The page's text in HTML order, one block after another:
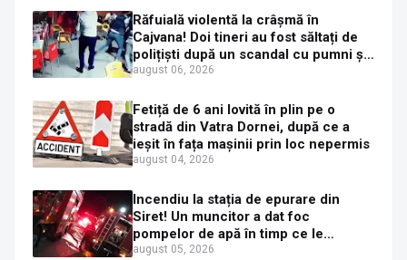
Răfuială violentă la crâșmă în
Cajvana! Doi tineri au fost săltați de
polițiști după un scandal cu pumni și
mașini distruse
august 06, 2026
Fetiță de 6 ani lovită în plin pe o
stradă din Vatra Dornei, după ce a
ieșit în fața mașinii prin loc nepermis
august 04, 2026
Incendiu la stația de epurare din
Siret! Un muncitor a dat foc
pompelor de apă în timp ce le
alimenta cu combustibil
august 05, 2026